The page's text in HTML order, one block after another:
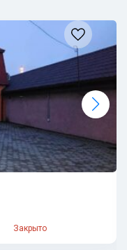
Закрыто